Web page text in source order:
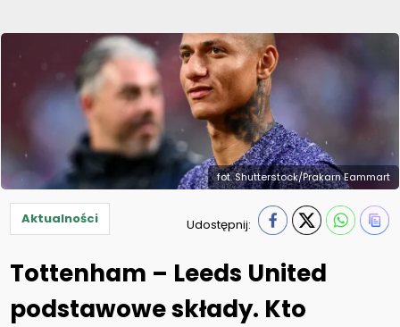
fot. Shutterstock/Prakarn Eammart
Aktualności Udostępnij:
Tottenham – Leeds United
podstawowe składy. Kto